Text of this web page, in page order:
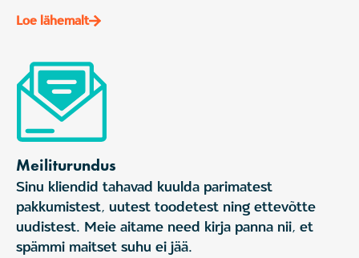
Loe lähemalt
Meiliturundus
Sinu kliendid tahavad kuulda parimatest
pakkumistest, uutest toodetest ning ettevõtte
uudistest. Meie aitame need kirja panna nii, et
spämmi maitset suhu ei jää.